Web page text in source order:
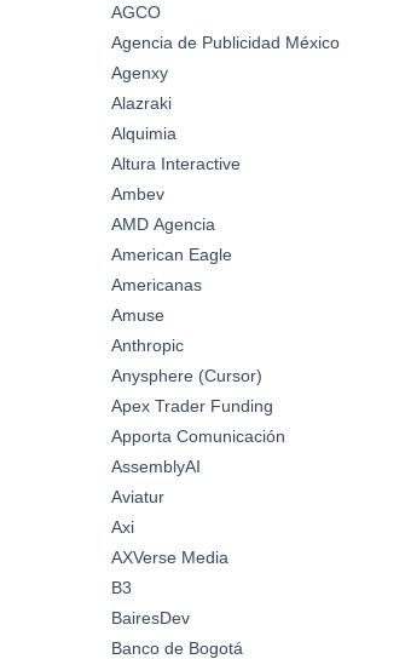
AGCO
Agencia de Publicidad México
Agenxy
Alazraki
Alquimia
Altura Interactive
Ambev
AMD Agencia
American Eagle
Americanas
Amuse
Anthropic
Anysphere (Cursor)
Apex Trader Funding
Apporta Comunicación
AssemblyAI
Aviatur
Axi
AXVerse Media
B3
BairesDev
Banco de Bogotá